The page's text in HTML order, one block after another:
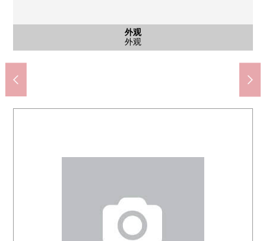
外观
外观
客厅
客厅
客厅
客厅
客厅
客厅
厨房
厨房
洗脸
洗脸
公共汽车
公共汽车
厕所
厕所
门口
门口
室内
室内
室内
室内
室内
室内
收纳
收纳
室内
室内
室内
室内
室内
室内
阳台
阳台
800幸成城商店(约595m)
全家便利店调布成城富士见桥店(约405m)
成城邮局(约595m)
调布市立若叶小学(约1290m)
调布市立第4中学(约1260m)